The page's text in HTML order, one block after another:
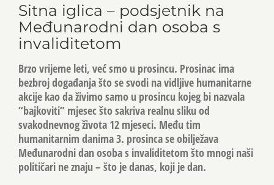
Sitna iglica – podsjetnik na
Međunarodni dan osoba s
invaliditetom
Brzo vrijeme leti, već smo u prosincu. Prosinac ima
bezbroj događanja što se svodi na vidljive humanitarne
akcije kao da živimo samo u prosincu kojeg bi nazvala
“bajkoviti” mjesec što sakriva realnu sliku od
svakodnevnog života 12 mjeseci. Među tim
humanitarnim danima 3. prosinca se obilježava
Međunarodni dan osoba s invaliditetom što mnogi naši
političari ne znaju – što je danas, koji je dan.